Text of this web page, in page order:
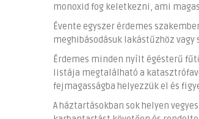
monoxid fog keletkezni, ami
Évente egyszer érdemes
meghibásodásuk lakástűzhöz
Érdemes minden nyílt égésterű
listája megtalálható a
fejmagasságba helyezzük el és
A háztartásokban sok helyen